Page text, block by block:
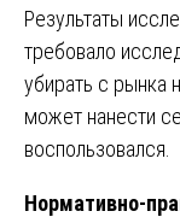
Результаты
требовало
убирать с рынка
может нанести
воспользовался.
Нормативно-